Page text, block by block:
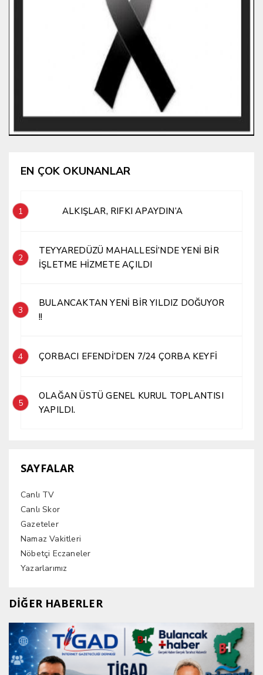
EN ÇOK OKUNANLAR
1 ALKIŞLAR, RIFKI APAYDIN’A
2
TEYYAREDÜZÜ MAHALLESİ’NDE YENİ BİR
İŞLETME HİZMETE AÇILDI
3
BULANCAKTAN YENİ BİR YILDIZ DOĞUYOR
!!
4 ÇORBACI EFENDİ’DEN 7/24 ÇORBA KEYFİ
5
OLAĞAN ÜSTÜ GENEL KURUL TOPLANTISI
YAPILDI.
SAYFALAR
Canlı TV
Canlı Skor
Gazeteler
Namaz Vakitleri
Nöbetçi Eczaneler
Yazarlarımız
DİĞER HABERLER